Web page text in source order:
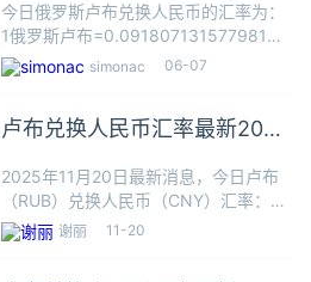
今日俄罗斯卢布兑换人民币的汇率为：
1俄罗斯卢布=0.091807131577981人
民币根据今日汇率，100俄罗斯卢布可
兑换9.1807人民币，数据仅供参考，交
布（Р
simonac 06-07
卢布兑换人民币汇率最新2025
2025年11月20日最新消息，今日卢布
（RUB）兑换人民币（CNY）汇率：1
卢布≈0.0877人民币，根据今日汇率1
卢布可以兑换0.0877人民币，本站数据
谢丽 11-20